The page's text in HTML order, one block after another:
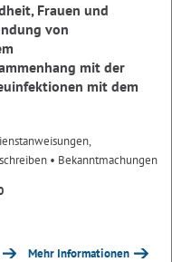
Frauen und
von
mit der
mit dem
• Bekanntmachungen
Mehr Informationen